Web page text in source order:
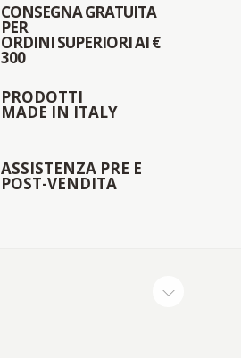
CONSEGNA GRATUITA
PER
ORDINI SUPERIORI AI €
300
PRODOTTI
MADE IN ITALY
ASSISTENZA PRE E
POST-VENDITA